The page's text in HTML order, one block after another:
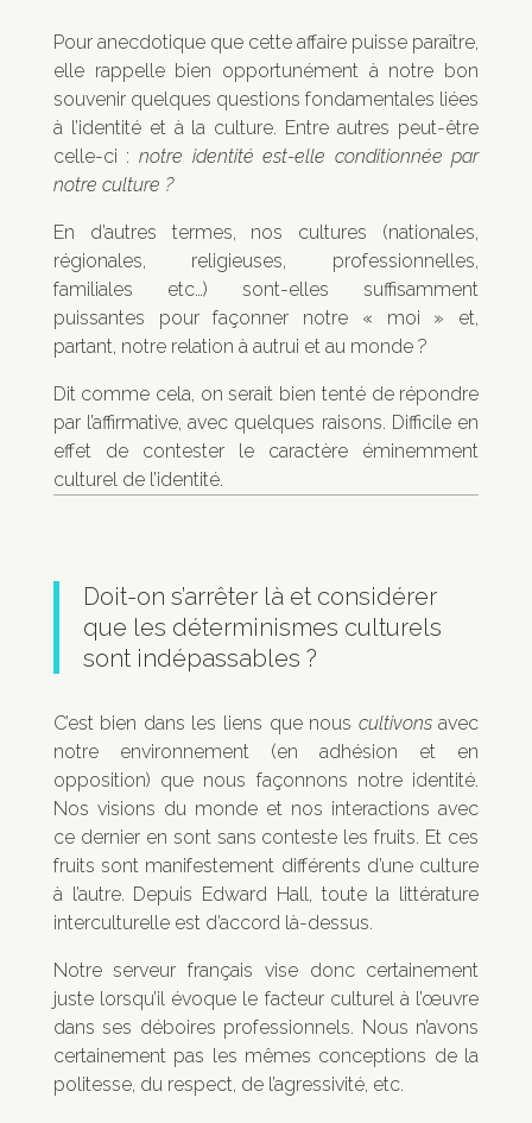
Pour anecdotique que cette affaire puisse paraître,
elle rappelle bien opportunément à notre bon
souvenir quelques questions fondamentales liées
à l’identité et à la culture. Entre autres peut-être
celle-ci : notre identité est-elle conditionnée par
notre culture ?
En d’autres termes, nos cultures (nationales,
régionales, religieuses, professionnelles,
familiales etc…) sont-elles suffisamment
puissantes pour façonner notre « moi » et,
partant, notre relation à autrui et au monde ?
Dit comme cela, on serait bien tenté de répondre
par l’affirmative, avec quelques raisons. Difficile en
effet de contester le caractère éminemment
culturel de l’identité.
Doit-on s’arrêter là et considérer
que les déterminismes culturels
sont indépassables ?
C’est bien dans les liens que nous cultivonsavec
notre environnement (en adhésion et en
opposition) que nous façonnons notre identité.
Nos visions du monde et nos interactions avec
ce dernier en sont sans conteste les fruits. Et ces
fruits sont manifestement différents d’une culture
à l’autre. Depuis Edward Hall, toute la littérature
interculturelle est d’accord là-dessus.
Notre serveur français vise donc certainement
juste lorsqu’il évoque le facteur culturel à l’œuvre
dans ses déboires professionnels. Nous n’avons
certainement pas les mêmes conceptions de la
politesse, du respect, de l’agressivité, etc.